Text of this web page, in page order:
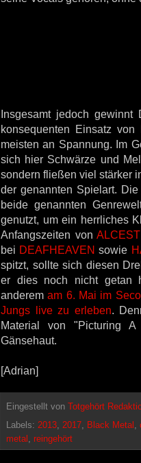
Insgesamt jedoch
konsequenten Einsatz
meisten an Spannung. Im
sich hier Schwärze und
sondern fließen viel stärker
der genannten Spielart.
beide genannten
genutzt, um ein herrliches
Anfangszeiten vonALCEST
bei DEAFHEAVEN sowie
spitzt, sollte sich diesen
er dies noch nicht getan
anderemam 6. Mai im
Jungs live zu erleben.
Material von "Picturing
Gänsehaut.
[Adrian]
Eingestellt von Totgehört
Labels: 2013 2017 Black Metal
metal
reingehört